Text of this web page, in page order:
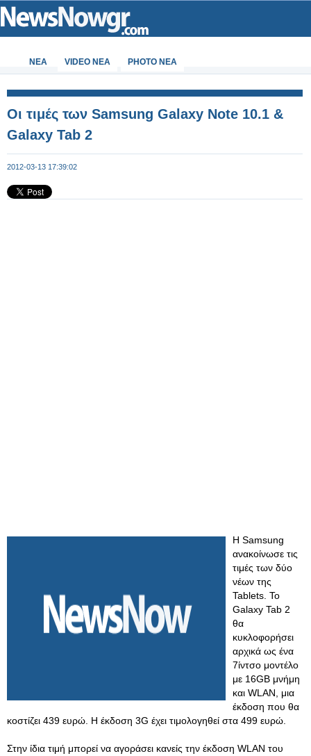
ΝΕΑ VIDEO NEA PHOTO NEA
Οι τιμές των Samsung Galaxy Note 10.1 &
Galaxy Tab 2
2012-03-13 17:39:02
H Samsung
ανακοίνωσε τις
τιμές των δύο
νέων της
Tablets. To
Galaxy Tab 2
θα
κυκλοφορήσει
αρχικά ως ένα
7ίντσο μοντέλο
με 16GB μνήμη
και WLAN, μια
έκδοση που θα
κοστίζει 439 ευρώ. Η έκδοση 3G έχει τιμολογηθεί στα 499 ευρώ.
Στην ίδια τιμή μπορεί να αγοράσει κανείς την έκδοση WLAN του